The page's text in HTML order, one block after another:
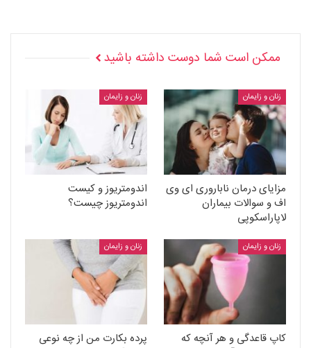
ممکن است شما دوست داشته باشید
زنان و زایمان
مزایای درمان ناباروری ای وی
اف و سوالات بیماران
لاپاراسکوپی
زنان و زایمان
اندومتریوز و کیست
اندومتریوز چیست؟
زنان و زایمان
کاپ قاعدگی و هر آنچه که
زنان و زایمان
پرده بکارت من از چه نوعی